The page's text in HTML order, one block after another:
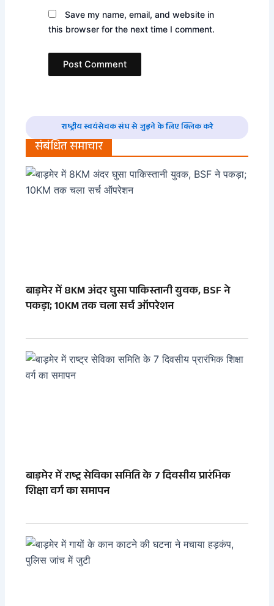
Save my name, email, and website in
this browser for the next time I comment.
राष्ट्रीय स्वयंसेवक संघ से जुड़ने के लिए क्लिक करे
संबंधित समाचार
बाड़मेर में 8KM अंदर घुसा पाकिस्तानी युवक, BSF ने
पकड़ा; 10KM तक चला सर्च ऑपरेशन
बाड़मेर में राष्ट्र सेविका समिति के 7 दिवसीय प्रारंभिक
शिक्षा वर्ग का समापन